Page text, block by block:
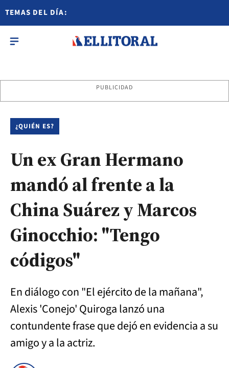
TEMAS DEL DÍA:
PUBLICIDAD
¿QUIÉN ES?
Un ex Gran Hermano
mandó al frente a la
China Suárez y Marcos
Ginocchio: "Tengo
códigos"
En diálogo con "El ejército de la mañana",
Alexis 'Conejo' Quiroga lanzó una
contundente frase que dejó en evidencia a su
amigo y a la actriz.